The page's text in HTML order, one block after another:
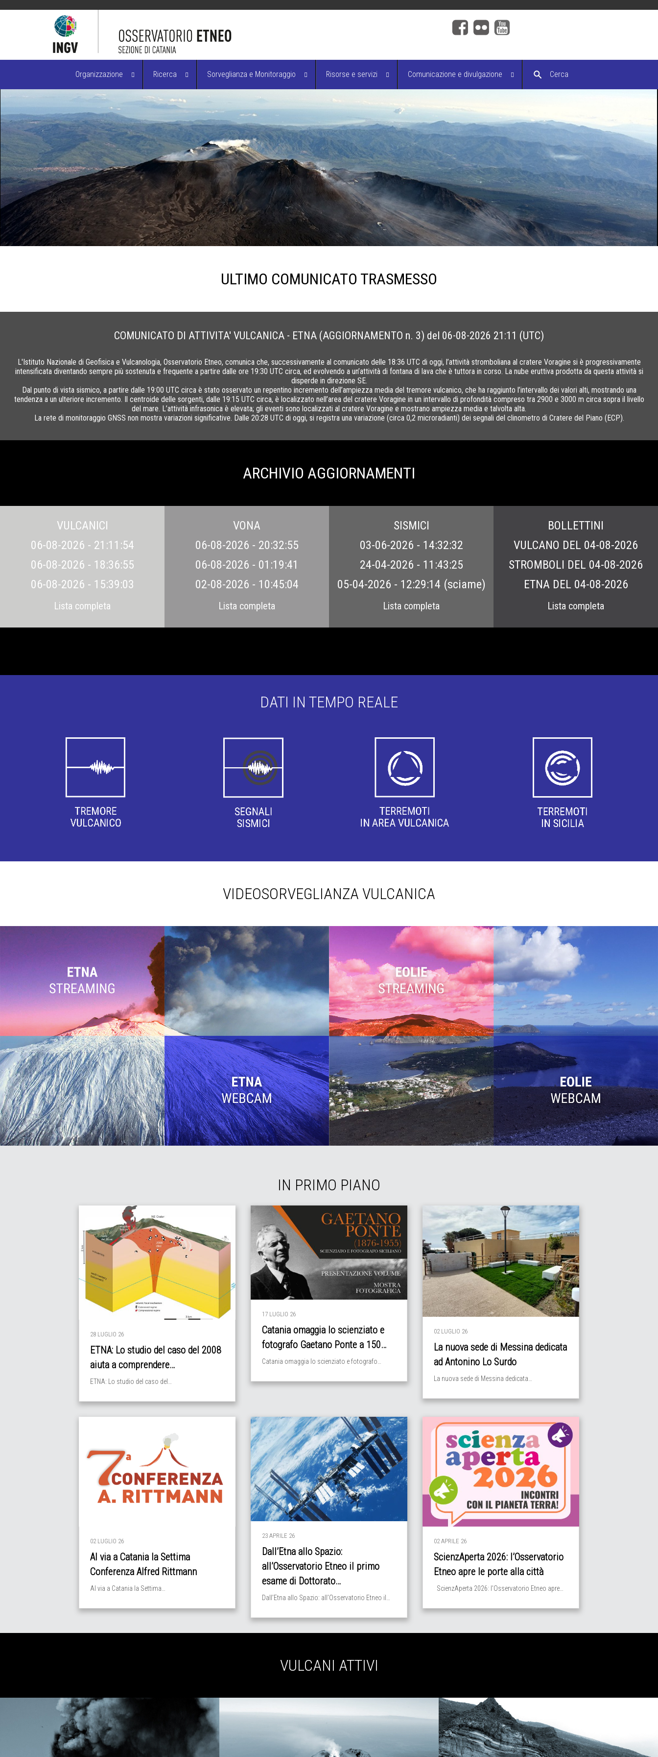
Organizzazione Ricerca Sorveglianza e Monitoraggio Risorse e servizi Comunicazione e divulgazione Cerca
DATI IN TEMPO REALE
VIDEOSORVEGLIANZA VULCANICA
IN PRIMO PIANO
28 LUGLIO 26
ETNA: Lo studio del caso del 2008
aiuta a comprendere…
ETNA: Lo studio del caso del…
17 LUGLIO 26
Catania omaggia lo scienziato e
fotografo Gaetano Ponte a 150…
Catania omaggia lo scienziato e fotografo…
02 LUGLIO 26
La nuova sede di Messina dedicata
ad Antonino Lo Surdo
La nuova sede di Messina dedicata…
02 LUGLIO 26
Al via a Catania la Settima
Conferenza Alfred Rittmann
Al via a Catania la Settima…
23 APRILE 26
Dall’Etna allo Spazio:
all’Osservatorio Etneo il primo
esame di Dottorato…
Dall’Etna allo Spazio: all’Osservatorio Etneo il…
02 APRILE 26
ScienzAperta 2026: l’Osservatorio
Etneo apre le porte alla città
ScienzAperta 2026: l’Osservatorio Etneo apre…
VULCANI ATTIVI